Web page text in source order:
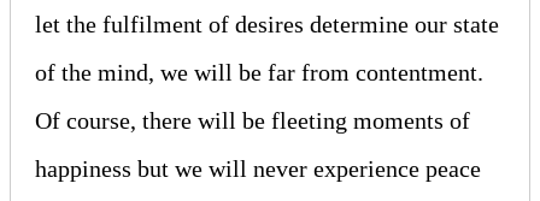
let the fulfilment of desires determine our state
of the mind, we will be far from contentment.
Of course, there will be fleeting moments of
happiness but we will never experience peace